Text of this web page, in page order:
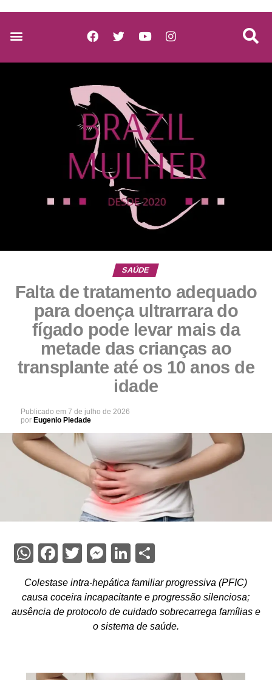
SAÚDE
Falta de tratamento adequado
para doença ultrarrara do
fígado pode levar mais da
metade das crianças ao
transplante até os 10 anos de
idade
Publicado em 7 de julho de 2026
por Eugenio Piedade
WhatsApp
Facebook
TwitterMessenger
LinkedIn
Colestase intra-hepática familiar progressiva (PFIC)
causa coceira incapacitante e progressão silenciosa;
ausência de protocolo de cuidado sobrecarrega famílias e
o sistema de saúde.